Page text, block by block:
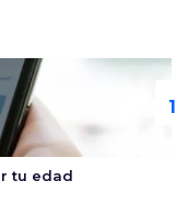
tu edad